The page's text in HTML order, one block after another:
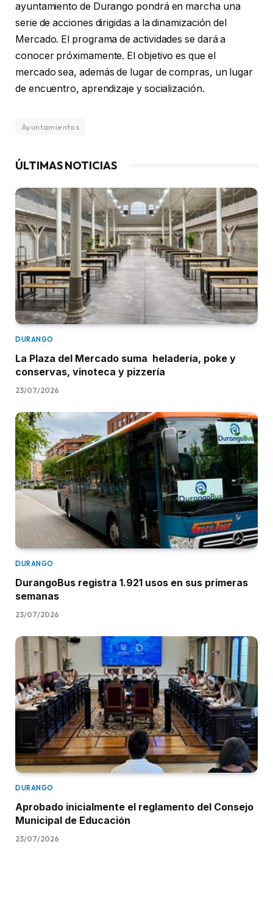
ayuntamiento de Durango pondrá en marcha una
serie de acciones dirigidas a la dinamización del
Mercado. El programa de actividades se dará a
conocer próximamente. El objetivo es que el
mercado sea, además de lugar de compras, un lugar
de encuentro, aprendizaje y socialización.
Ayuntamientos
ÚLTIMAS NOTICIAS
DURANGO
La Plaza del Mercado suma heladería, poke y
conservas, vinoteca y pizzería
23/07/2026
DURANGO
DurangoBus registra 1.921 usos en sus primeras
semanas
23/07/2026
DURANGO
Aprobado inicialmente el reglamento del Consejo
Municipal de Educación
23/07/2026